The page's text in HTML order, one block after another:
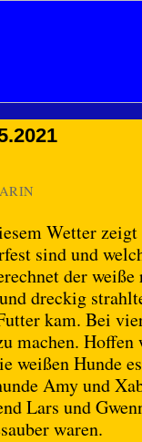
Wetter
sind und
der
dreckig
kam. Bei
machen. Hoffen
weißen Hunde
Amy und
Lars und
waren.